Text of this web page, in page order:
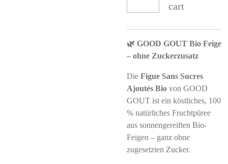
cart
🌿 GOOD GOUT Bio Feige
– ohne Zuckerzusatz
Die Figue Sans Sucres
Ajoutés Bio von GOOD
GOUT ist ein köstliches, 100
% natürliches Fruchtpüree
aus sonnengereiften Bio-
Feigen – ganz ohne
zugesetzten Zucker.